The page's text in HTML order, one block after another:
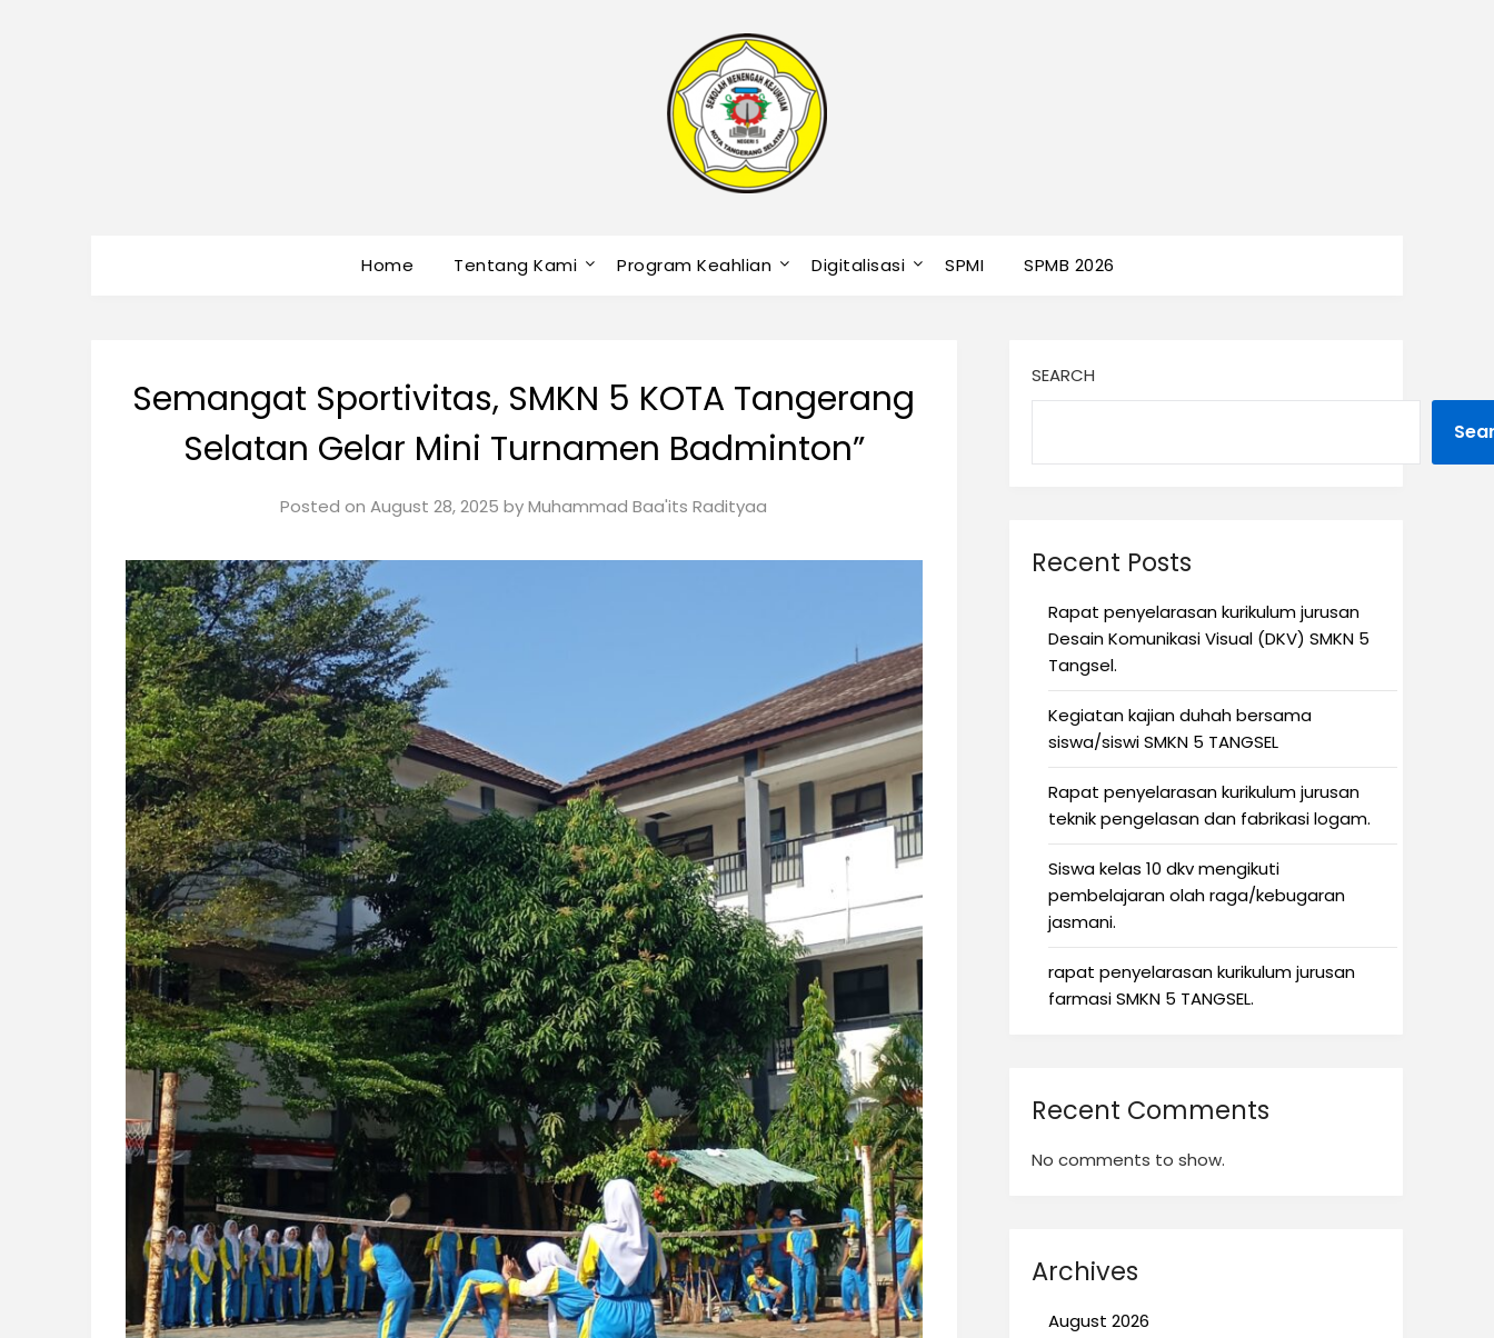
Home Tentang Kami Program Keahlian Digitalisasi SPMI SPMB 2026
Semangat Sportivitas, SMKN 5 KOTA Tangerang
Selatan Gelar Mini Turnamen Badminton”
Posted onAugust 28, 2025 byMuhammad Baa'its Radityaa
SEARCH
Recent Posts
Rapat penyelarasan kurikulum jurusan
Desain Komunikasi Visual (DKV) SMKN 5
Tangsel.
Kegiatan kajian duhah bersama
siswa/siswi SMKN 5 TANGSEL
Rapat penyelarasan kurikulum jurusan
teknik pengelasan dan fabrikasi logam.
Siswa kelas 10 dkv mengikuti
pembelajaran olah raga/kebugaran
jasmani.
rapat penyelarasan kurikulum jurusan
farmasi SMKN 5 TANGSEL.
Recent Comments
No comments to show.
Archives
August 2026